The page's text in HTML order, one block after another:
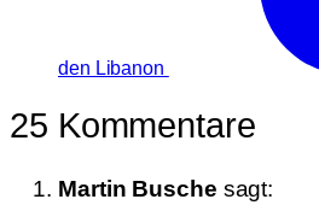
den Libanon
25 Kommentare
Martin Busche sagt: